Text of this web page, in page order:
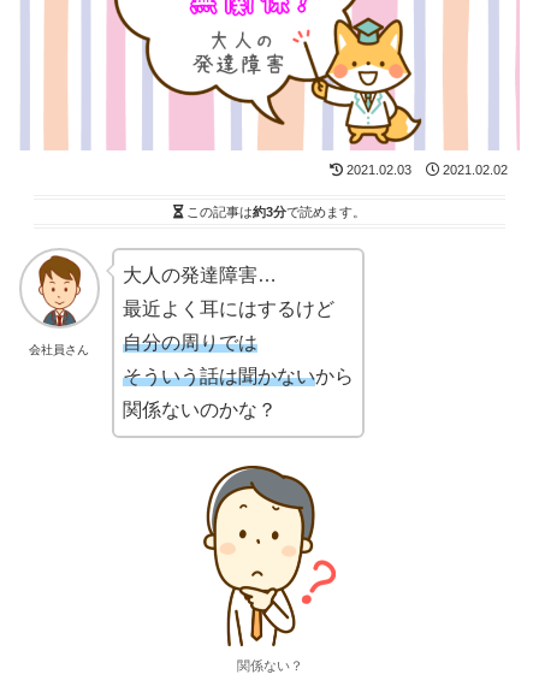
2021.02.03 2021.02.02
この記事は約3分で読めます。
会社員さん
大人の発達障害…
最近よく耳にはするけど
自分の周りでは
そういう話は聞かないから
関係ないのかな？
関係ない？